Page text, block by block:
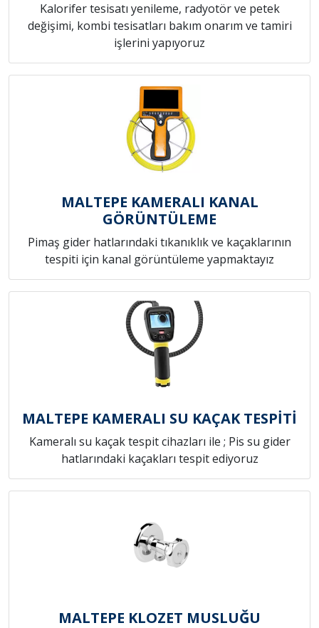
Kalorifer tesisatı yenileme, radyotör ve petek
değişimi, kombi tesisatları bakım onarım ve tamiri
işlerini yapıyoruz
MALTEPE KAMERALI KANAL
GÖRÜNTÜLEME
Pimaş gider hatlarındaki tıkanıklık ve kaçaklarının
tespiti için kanal görüntüleme yapmaktayız
MALTEPE KAMERALI SU KAÇAK TESPİTİ
Kameralı su kaçak tespit cihazları ile ; Pis su gider
hatlarındaki kaçakları tespit ediyoruz
MALTEPE KLOZET MUSLUĞU